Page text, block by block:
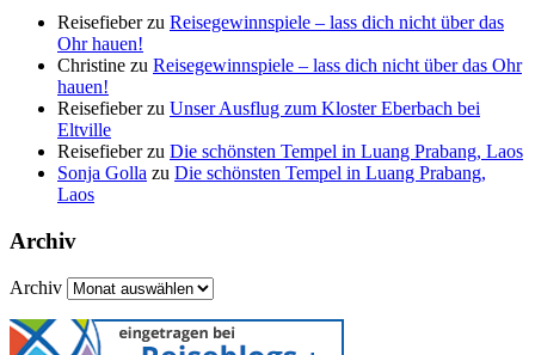
Reisefieberzu Reisegewinnspiele – lass dich nicht über das
Ohr hauen!
Christine zu Reisegewinnspiele – lass dich nicht über das Ohr
hauen!
Reisefieberzu Unser Ausflug zum Kloster Eberbach bei
Eltville
Reisefieberzu Die schönsten Tempel in Luang Prabang, Laos
Sonja Golla zu Die schönsten Tempel in Luang Prabang,
Laos
Archiv
Archiv